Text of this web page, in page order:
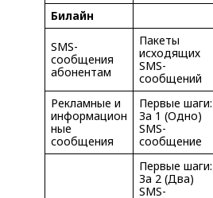
Билайн
SMS-
сообщения
абонентам
Пакеты
исходящих
SMS-
сообщений
Рекламные и
информацион
ные
сообщения
Первые шаги:
За 1 (Одно)
SMS-
сообщение
Первые шаги:
За 2 (Два)
SMS-